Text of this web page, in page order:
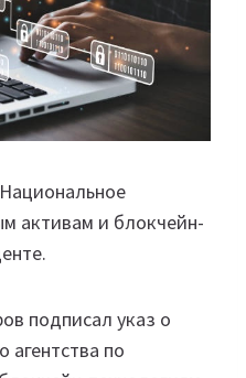
активам и блокчейн-
подписал указ о
агентства по